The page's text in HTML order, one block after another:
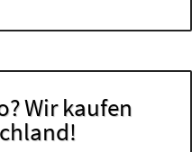
Wir kaufen